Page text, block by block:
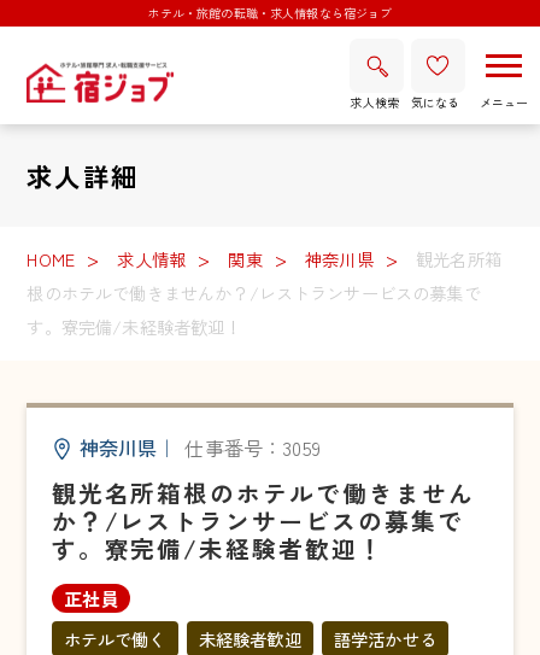
ホテル・旅館の転職・求人情報なら宿ジョブ
求人検索 気になる
求人詳細
HOME 求人情報 関東 神奈川県
観光名所箱
根のホテルで働きませんか？/レストランサービスの募集で
す。寮完備/未経験者歓迎！
神奈川県 ｜ 仕事番号：3059
観光名所箱根のホテルで働きません
か？/レストランサービスの募集で
す。寮完備/未経験者歓迎！
正社員
ホテルで働く 未経験者歓迎
語学活かせる